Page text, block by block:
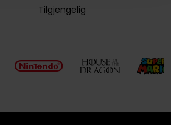
Tilgjengelig